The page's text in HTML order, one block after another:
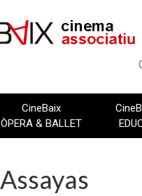
CineBaix
ÒPERA & BALLET